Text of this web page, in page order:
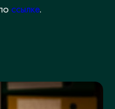
ссылке.